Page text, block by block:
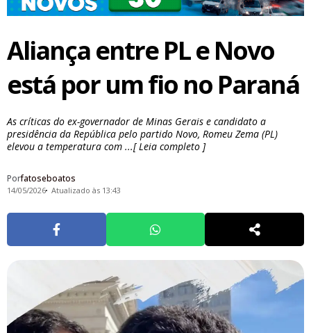
Aliança entre PL e Novo
está por um fio no Paraná
As críticas do ex-governador de Minas Gerais e candidato a
presidência da República pelo partido Novo, Romeu Zema (PL)
elevou a temperatura com ...[ Leia completo ]
Porfatoseboatos
14/05/2026 Atualizado às 13:43